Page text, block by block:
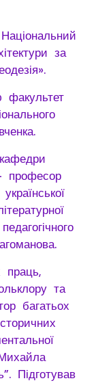
за
факультет
професор
праць,
та
багатьох
Підготував